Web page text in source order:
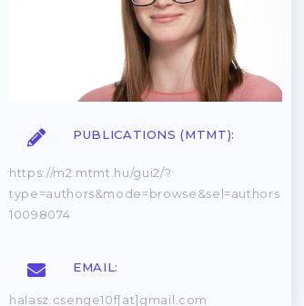
PUBLICATIONS (MTMT):
https://m2.mtmt.hu/gui2/?
type=authors&mode=browse&sel=authors
10098074
EMAIL:
halasz.csenge10f[at]gmail.com